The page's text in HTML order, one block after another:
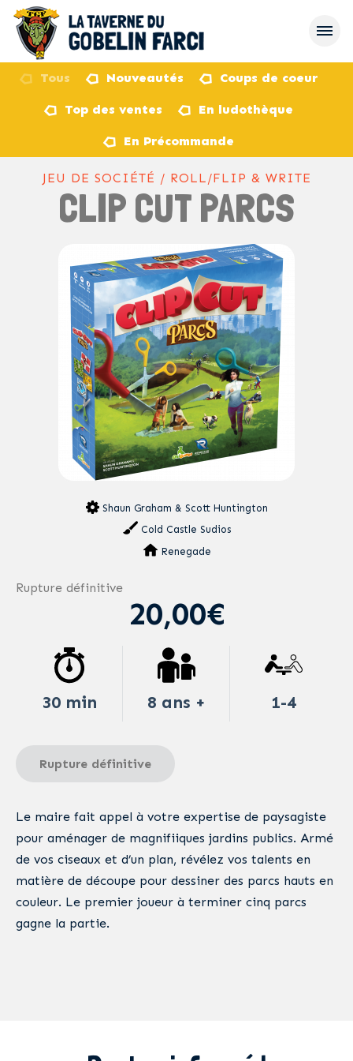
Tous Nouveautés Coups de coeur
Top des ventes En ludothèque
En Précommande
JEU DE SOCIÉTÉ / ROLL/FLIP & WRITE
CLIP CUT PARCS
Shaun Graham & Scott Huntington
Cold Castle Sudios
Renegade
Rupture définitive
20,00€
30 min 8 ans + 1-4
Rupture définitive
Le maire fait appel à votre expertise de paysagiste
pour aménager de magnifiiques jardins publics. Armé
de vos ciseaux et d’un plan, révélez vos talents en
matière de découpe pour dessiner des parcs hauts en
couleur. Le premier joueur à terminer cinq parcs
gagne la partie.